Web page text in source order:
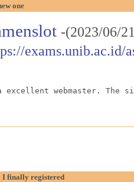
one
-(2023/06/
exams.unib.ac.id/
excellent webmaster.
I finally registered